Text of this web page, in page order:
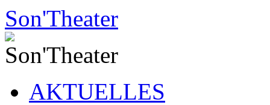
Zum
Inhalt
springen
Son'Theater
AKTUELLES